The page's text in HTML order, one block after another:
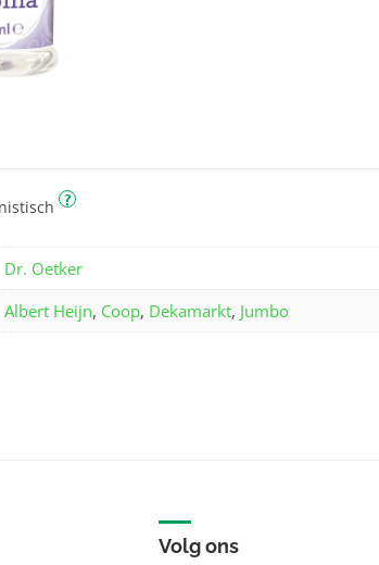
?
Dr. Oetker
Albert Heijn, Coop, Dekamarkt, Jumbo
Volg ons